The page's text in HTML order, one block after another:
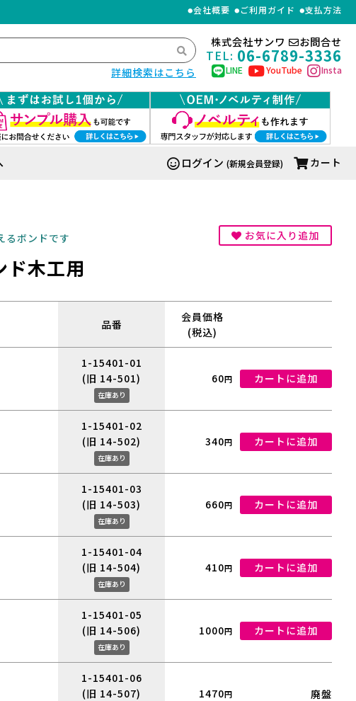
会社概要 ご利用ガイド 支払方法
詳細検索はこちら
株式会社サンワ お問合せ
TEL: 06-6789-3336
LINE YouTube Insta
ログイン (新規会員登録) カート
るボンドです お気に入り追加
ド木工用
品番
会員価格
(税込)
1-15401-01
(旧 14-501)
在庫あり
60円 カートに追加
1-15401-02
(旧 14-502)
在庫あり
340円 カートに追加
1-15401-03
(旧 14-503)
在庫あり
660円 カートに追加
1-15401-04
(旧 14-504)
在庫あり
410円 カートに追加
1-15401-05
(旧 14-506)
在庫あり
1000円 カートに追加
1-15401-06
(旧 14-507)
1470円 廃盤